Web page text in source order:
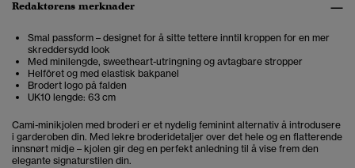
Redaktørens merknader
Smal passform – designet for å sitte tettere inntil kroppen for en mer
skreddersydd look
Med minilengde, sweetheart-utringning og avtagbare stropper
Helfôret og med elastisk bakpanel
Brodert logo på falden
UK10 lengde: 63 cm
Cami-minikjolen med broderi er et nydelig feminint alternativ å introdusere
i garderoben din. Med lekre broderidetaljer over det hele og en flatterende
innsnørt midje – kjolen gir deg en perfekt anledning til å vise frem den
elegante signaturstilen din.